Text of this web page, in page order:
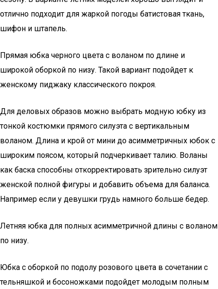
отлично подходит для жаркой погоды батистовая ткань,
шифон и штапель.
Прямая юбка черного цвета с воланом по длине и
широкой оборкой по низу. Такой вариант подойдет к
женскому пиджаку классического покроя.
Для деловых образов можно выбрать модную юбку из
тонкой костюмки прямого силуэта с вертикальным
воланом. Длина и крой от мини до асимметричных юбок с
широким поясом, который подчеркивает талию. Воланы
как баска способны откорректировать зрительно силуэт
женской полной фигуры и добавить объема для баланса.
Например если у девушки грудь намного больше бедер.
Летняя юбка для полных асимметричной длины с воланом
по низу.
Юбка с оборкой по подолу розового цвета в сочетании с
тельняшкой и босоножками подойдет молодым полным